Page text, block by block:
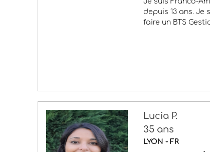
depuis 13 ans. Je
faire un BTS
Lucia P.
35 ans
LYON - FR